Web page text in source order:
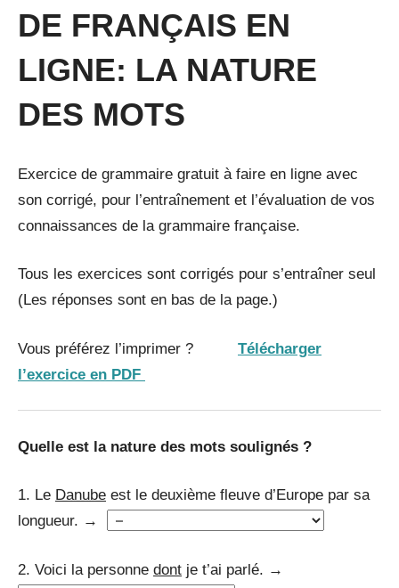
DE FRANÇAIS EN
LIGNE: LA NATURE
DES MOTS
Exercice de grammaire gratuit à faire en ligne avec
son corrigé, pour l’entraînement et l’évaluation de vos
connaissances de la grammaire française.
Tous les exercices sont corrigés pour s’entraîner seul
(Les réponses sont en bas de la page.)
Vous préférez l’imprimer ? Télécharger
l’exercice en PDF
Quelle est la nature des mots soulignés ?
1. Le Danube est le deuxième fleuve d’Europe par sa
longueur. →
2. Voici la personne dont je t’ai parlé. →